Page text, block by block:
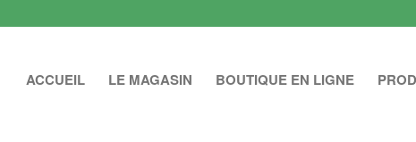
ACCUEIL LE MAGASIN BOUTIQUE EN LIGNE